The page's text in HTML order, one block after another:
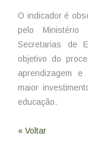
O indicador é
pelo
Secretarias de
objetivo do
aprendizagem
maior
educação.
« Voltar